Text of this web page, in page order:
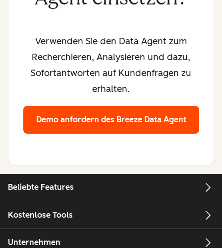
Verwenden Sie den Data Agent zum
Recherchieren, Analysieren und dazu,
Sofortantworten auf Kundenfragen zu
erhalten.
Demo anfordern des Breeze Data Agent
Beliebte Features
Kostenlose Tools
Unternehmen